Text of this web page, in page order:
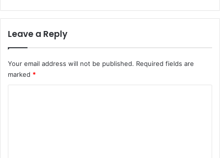
Leave a Reply
Your email address will not be published. Required fields are
marked *